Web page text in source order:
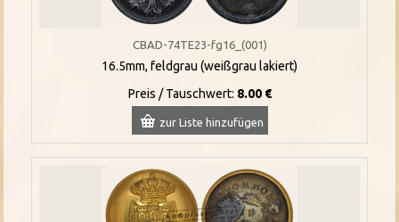
CBAD-74TE23-fg16_(001)
16.5mm, feldgrau (weißgrau lakiert)
Preis / Tauschwert: 8.00 €
zur Liste hinzufügen